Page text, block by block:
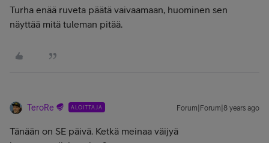
Turha enää ruveta päätä vaivaamaan, huominen sen
näyttää mitä tuleman pitää.
TeroRe ALOITTAJA Forum|Forum|8 years ago
Tänään on SE päivä. Ketkä meinaa väijyä